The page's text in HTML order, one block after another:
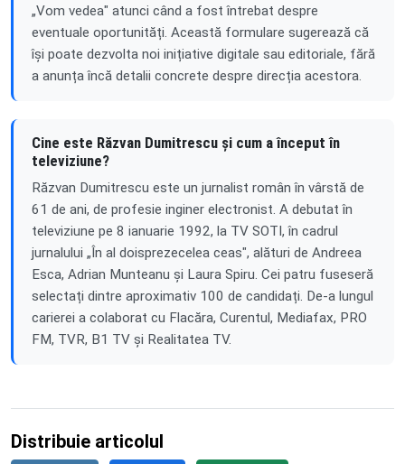
„Vom vedea" atunci când a fost întrebat despre
eventuale oportunități. Această formulare sugerează că
își poate dezvolta noi inițiative digitale sau editoriale, fără
a anunța încă detalii concrete despre direcția acestora.
Cine este Răzvan Dumitrescu și cum a început în
televiziune?
Răzvan Dumitrescu este un jurnalist român în vârstă de
61 de ani, de profesie inginer electronist. A debutat în
televiziune pe 8 ianuarie 1992, la TV SOTI, în cadrul
jurnalului „În al doisprezecelea ceas", alături de Andreea
Esca, Adrian Munteanu și Laura Spiru. Cei patru fuseseră
selectați dintre aproximativ 100 de candidați. De-a lungul
carierei a colaborat cu Flacăra, Curentul, Mediafax, PRO
FM, TVR, B1 TV și Realitatea TV.
Distribuie articolul